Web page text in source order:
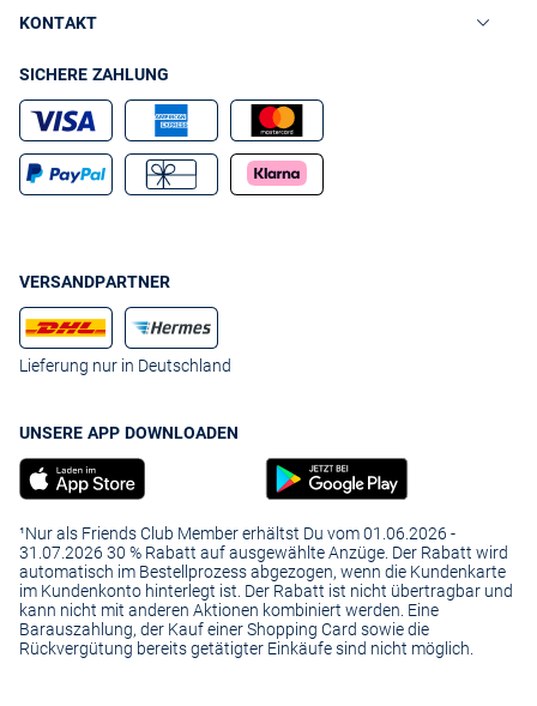
KONTAKT
SICHERE ZAHLUNG
VERSANDPARTNER
Lieferung nur in Deutschland
UNSERE APP DOWNLOADEN
¹Nur als Friends Club Member erhältst Du vom 01.06.2026 -
31.07.2026 30 % Rabatt auf ausgewählte Anzüge. Der Rabatt wird
automatisch im Bestellprozess abgezogen, wenn die Kundenkarte
im Kundenkonto hinterlegt ist. Der Rabatt ist nicht übertragbar und
kann nicht mit anderen Aktionen kombiniert werden. Eine
Barauszahlung, der Kauf einer Shopping Card sowie die
Rückvergütung bereits getätigter Einkäufe sind nicht möglich.